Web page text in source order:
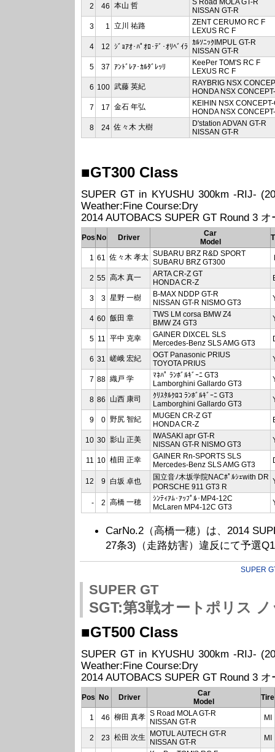
2
46 本山 哲
S Road MOLA GT-R
NISSAN GT-R
3
1 立川 祐路
ZENT CERUMO RC F
LEXUS RC F
4
12 ｼﾞｮｱｵ･ﾊﾟｵﾛ･ﾃﾞ･ｵﾘﾍﾞｲﾗ ｶﾙｿﾆｯｸIMPUL GT-R
NISSAN GT-R
5
37 ｱﾝﾄﾞﾚｱ･ｶﾙﾀﾞﾚｯﾘ
KeePer TOM'S RC F
LEXUS RC F
6 100 武藤 英紀
RAYBRIG NSX
HONDA NSX
7
17 金石 年弘
KEIHIN NSX CONCEPT-
HONDA NSX
8
24 佐々木 大樹
D'station ADVAN GT-R
NISSAN GT-R
■GT300 Class
SUPER GT in KYUSHU 300km -RIJ-
Weather:Fine Course:Dry
2014 AUTOBACS SUPER GT Round 3
Pos No Driver
Car
Model
1 61 佐々木 孝太 SUBARU BRZ R&D SPORT
SUBARU BRZ GT300
2 55 高木 真一
ARTA CR-Z GT
HONDA CR-Z
3 3 星野 一樹
B-MAX NDDP GT-R
NISSAN GT-R NISMO GT3
4 60 飯田 章
TWS LM corsa BMW Z4
BMW Z4 GT3
5 11 平中 克幸
GAINER DIXCEL SLS
Mercedes-Benz SLS AMG GT3
6 31 嵯峨 宏紀
OGT Panasonic PRIUS
TOYOTA PRIUS
7 88 織戸 学
ﾏﾈﾊﾟ ﾗﾝﾎﾞﾙｷﾞｰﾆ GT3
Lamborghini Gallardo GT3
8 86 山西 康司
ｸﾘｽﾀﾙｸﾛｺ ﾗﾝﾎﾞﾙｷﾞｰﾆ GT3
Lamborghini Gallardo GT3
9 0 野尻 智紀
MUGEN CR-Z GT
HONDA CR-Z
10 30 影山 正美
IWASAKI apr GT-R
NISSAN GT-R NISMO GT3
11 10 植田 正幸
GAINER Rn-SPORTS SLS
Mercedes-Benz SLS AMG GT3
12 9 白坂 卓也
国立音ﾉ木坂学院NACﾎﾟﾙｼｪwith DR
PORSCHE 911 GT3 R
- 2 高橋 一穂
ｼﾝﾃｨｱﾑ･ｱｯﾌﾟﾙ･MP4-12C
McLaren MP4-12C GT3
CarNo.2（高橋一穂）は、2014
27条3)（走路妨害）違反にて予選
SUPER
SUPER GT
SGT:第3戦オートポリス
■GT500 Class
SUPER GT in KYUSHU 300km -RIJ-
Weather:Fine Course:Dry
2014 AUTOBACS SUPER GT Round 3
Pos No Driver
Car
Model
Tire
1 46 柳田 真孝 S Road MOLA GT-R
NISSAN GT-R
MI
2 23 松田 次生
MOTUL AUTECH GT-R
NISSAN GT-R
MI